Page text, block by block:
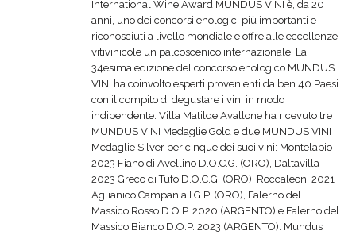
International Wine Award MUNDUS VINI è, da 20
anni, uno dei concorsi enologici più importanti e
riconosciuti a livello mondiale e offre alle eccellenze
vitivinicole un palcoscenico internazionale. La
34esima edizione del concorso enologico MUNDUS
VINI ha coinvolto esperti provenienti da ben 40 Paesi
con il compito di degustare i vini in modo
indipendente. Villa Matilde Avallone ha ricevuto tre
MUNDUS VINI Medaglie Gold e due MUNDUS VINI
Medaglie Silver per cinque dei suoi vini: Montelapio
2023 Fiano di Avellino D.O.C.G. (ORO), Daltavilla
2023 Greco di Tufo D.O.C.G. (ORO), Roccaleoni 2021
Aglianico Campania I.G.P. (ORO), Falerno del
Massico Rosso D.O.P. 2020 (ARGENTO) e Falerno del
Massico Bianco D.O.P. 2023 (ARGENTO). Mundus